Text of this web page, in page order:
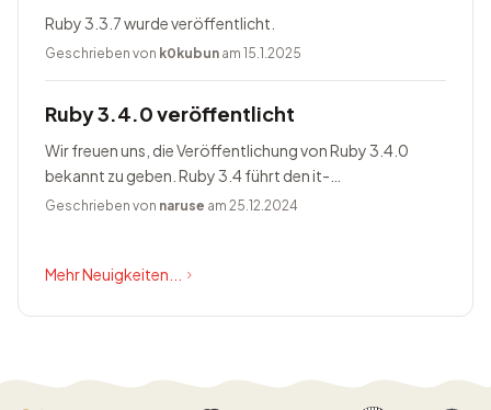
Ruby 3.3.7 wurde veröffentlicht.
Geschrieben von k0kubun am 15.1.2025
Ruby 3.4.0 veröffentlicht
Wir freuen uns, die Veröffentlichung von Ruby 3.4.0
bekannt zu geben. Ruby 3.4 führt den it-
Blockparameter ein, ändert Prism zum Standardparser,
Geschrieben von naruse am 25.12.2024
Mehr Neuigkeiten...